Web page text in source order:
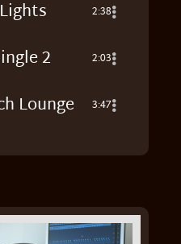
2:38
2 2:03
Lounge 3:47